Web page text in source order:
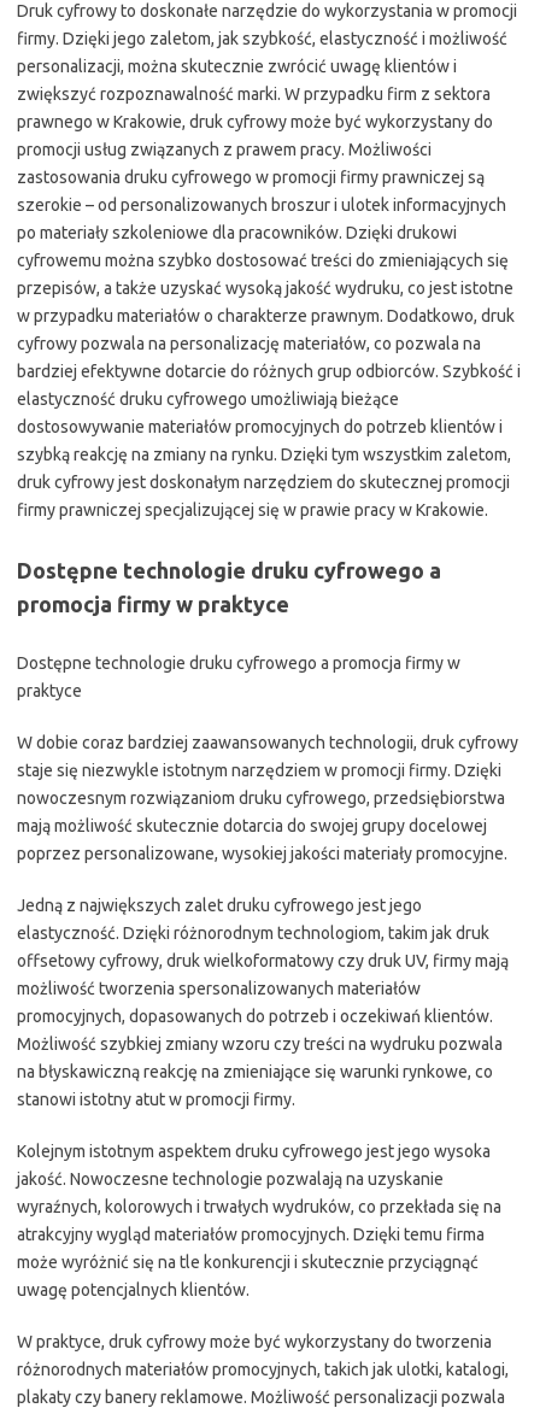
Druk cyfrowy to doskonałe narzędzie do wykorzystania w promocji
firmy. Dzięki jego zaletom, jak szybkość, elastyczność i możliwość
personalizacji, można skutecznie zwrócić uwagę klientów i
zwiększyć rozpoznawalność marki. W przypadku firm z sektora
prawnego w Krakowie, druk cyfrowy może być wykorzystany do
promocji usług związanych z prawem pracy. Możliwości
zastosowania druku cyfrowego w promocji firmy prawniczej są
szerokie – od personalizowanych broszur i ulotek informacyjnych
po materiały szkoleniowe dla pracowników. Dzięki drukowi
cyfrowemu można szybko dostosować treści do zmieniających się
przepisów, a także uzyskać wysoką jakość wydruku, co jest istotne
w przypadku materiałów o charakterze prawnym. Dodatkowo, druk
cyfrowy pozwala na personalizację materiałów, co pozwala na
bardziej efektywne dotarcie do różnych grup odbiorców. Szybkość i
elastyczność druku cyfrowego umożliwiają bieżące
dostosowywanie materiałów promocyjnych do potrzeb klientów i
szybką reakcję na zmiany na rynku. Dzięki tym wszystkim zaletom,
druk cyfrowy jest doskonałym narzędziem do skutecznej promocji
firmy prawniczej specjalizującej się w prawie pracy w Krakowie.
Dostępne technologie druku cyfrowego a
promocja firmy w praktyce
Dostępne technologie druku cyfrowego a promocja firmy w
praktyce
W dobie coraz bardziej zaawansowanych technologii, druk cyfrowy
staje się niezwykle istotnym narzędziem w promocji firmy. Dzięki
nowoczesnym rozwiązaniom druku cyfrowego, przedsiębiorstwa
mają możliwość skutecznie dotarcia do swojej grupy docelowej
poprzez personalizowane, wysokiej jakości materiały promocyjne.
Jedną z największych zalet druku cyfrowego jest jego
elastyczność. Dzięki różnorodnym technologiom, takim jak druk
offsetowy cyfrowy, druk wielkoformatowy czy druk UV, firmy mają
możliwość tworzenia spersonalizowanych materiałów
promocyjnych, dopasowanych do potrzeb i oczekiwań klientów.
Możliwość szybkiej zmiany wzoru czy treści na wydruku pozwala
na błyskawiczną reakcję na zmieniające się warunki rynkowe, co
stanowi istotny atut w promocji firmy.
Kolejnym istotnym aspektem druku cyfrowego jest jego wysoka
jakość. Nowoczesne technologie pozwalają na uzyskanie
wyraźnych, kolorowych i trwałych wydruków, co przekłada się na
atrakcyjny wygląd materiałów promocyjnych. Dzięki temu firma
może wyróżnić się na tle konkurencji i skutecznie przyciągnąć
uwagę potencjalnych klientów.
W praktyce, druk cyfrowy może być wykorzystany do tworzenia
różnorodnych materiałów promocyjnych, takich jak ulotki, katalogi,
plakaty czy banery reklamowe. Możliwość personalizacji pozwala